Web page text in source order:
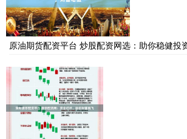
原油期货配资平台 炒股配资网选：助你稳健投